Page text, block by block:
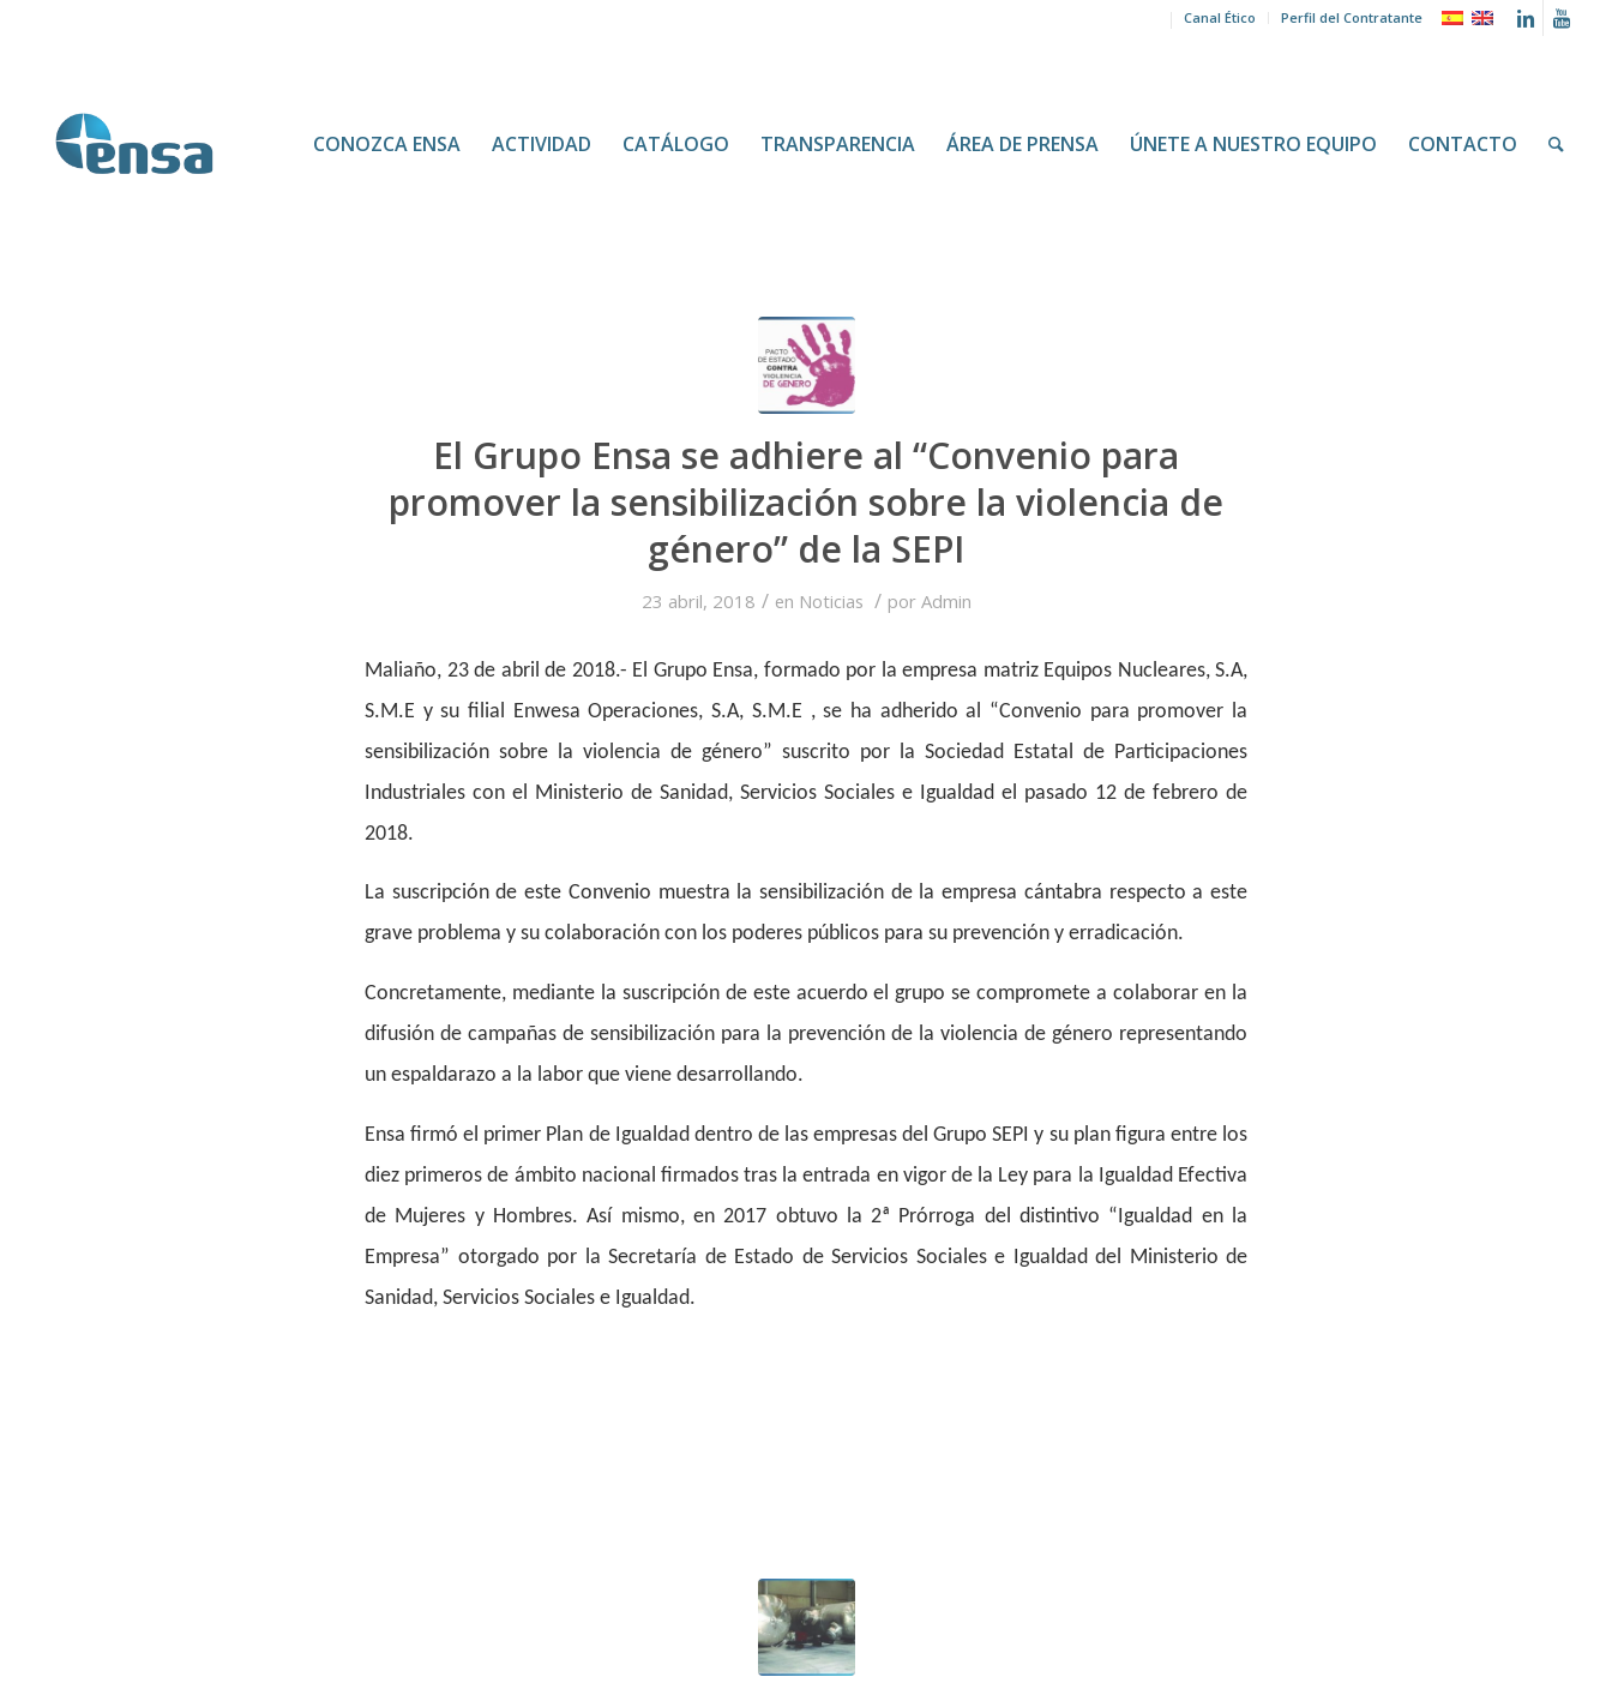
Canal Ético Perfil del Contratante
CONOZCA ENSA ACTIVIDAD CATÁLOGO TRANSPARENCIA ÁREA DE PRENSA ÚNETE A NUESTRO EQUIPO CONTACTO
El Grupo Ensa se adhiere al “Convenio para
promover la sensibilización sobre la violencia de
género” de la SEPI
23 abril, 2018 / en Noticias / por Admin
Maliaño, 23 de abril de 2018.- El Grupo Ensa, formado por la empresa matriz Equipos Nucleares, S.A,
S.M.E y su filial Enwesa Operaciones, S.A, S.M.E , se ha adherido al “Convenio para promover la
sensibilización sobre la violencia de género” suscrito por la Sociedad Estatal de Participaciones
Industriales con el Ministerio de Sanidad, Servicios Sociales e Igualdad el pasado 12 de febrero de
2018.
La suscripción de este Convenio muestra la sensibilización de la empresa cántabra respecto a este
grave problema y su colaboración con los poderes públicos para su prevención y erradicación.
Concretamente, mediante la suscripción de este acuerdo el grupo se compromete a colaborar en la
difusión de campañas de sensibilización para la prevención de la violencia de género representando
un espaldarazo a la labor que viene desarrollando.
Ensa firmó el primer Plan de Igualdad dentro de las empresas del Grupo SEPI y su plan figura entre los
diez primeros de ámbito nacional firmados tras la entrada en vigor de la Ley para la Igualdad Efectiva
de Mujeres y Hombres. Así mismo, en 2017 obtuvo la 2ª Prórroga del distintivo “Igualdad en la
Empresa” otorgado por la Secretaría de Estado de Servicios Sociales e Igualdad del Ministerio de
Sanidad, Servicios Sociales e Igualdad.